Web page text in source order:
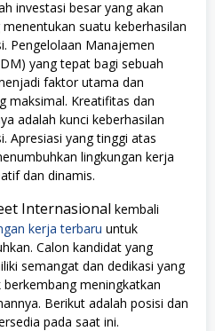
investasi besar yang akan
suatu keberhasilan
Pengelolaan Manajemen
yang tepat bagi sebuah
faktor utama dan
maksimal. Kreatifitas dan
adalah kunci keberhasilan
Apresiasi yang tinggi atas
lingkungan kerja
dan dinamis.
Internasional kembali
kerja terbaru untuk
Calon kandidat yang
semangat dan dedikasi yang
meningkatkan
Berikut adalah posisi dan
pada saat ini.